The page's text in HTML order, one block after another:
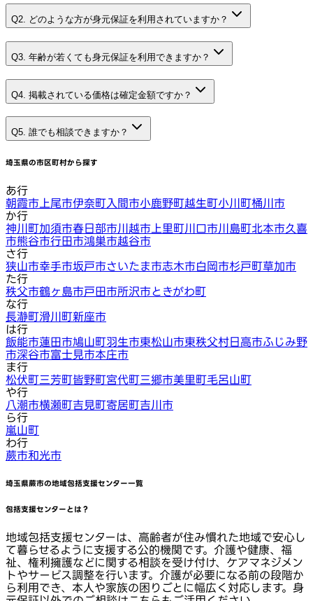
Q2. どのような方が身元保証を利用されていますか？
Q3. 年齢が若くても身元保証を利用できますか？
Q4. 掲載されている価格は確定金額ですか？
Q5. 誰でも相談できますか？
埼玉県の市区町村から探す
あ行
朝霞市 上尾市伊奈町入間市小鹿野町越生町小川町桶川市
か行
神川町加須市春日部市川越市 上里町川口市川島町北本市久喜
市熊谷市行田市鴻巣市越谷市
さ行
狭山市幸手市坂戸市さいたま市志木市白岡市杉戸町草加市
た行
秩父市鶴ヶ島市戸田市所沢市ときがわ町
な行
長瀞町滑川町新座市
は行
飯能市蓮田市鳩山町羽生市東松山市東秩父村日高市ふじみ野
市深谷市富士見市本庄市
ま行
松伏町三芳町皆野町宮代町三郷市美里町毛呂山町
や行
八潮市横瀬町吉見町寄居町吉川市
ら行
嵐山町
わ行
蕨市和光市
埼玉県蕨市の地域包括支援センター一覧
包括支援センターとは？
地域包括支援センターは、高齢者が住み慣れた地域で安心し
て暮らせるように支援する公的機関です。介護や健康、福
祉、権利擁護などに関する相談を受け付け、ケアマネジメン
トやサービス調整を行います。介護が必要になる前の段階か
ら利用でき、本人や家族の困りごとに幅広く対応します。身